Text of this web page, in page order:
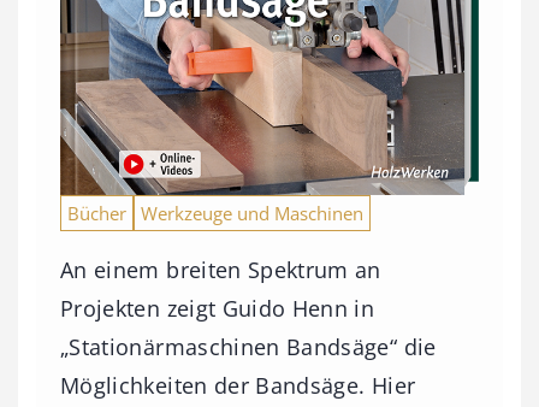
Bücher Werkzeuge und Maschinen
An einem breiten Spektrum an
Projekten zeigt Guido Henn in
„Stationärmaschinen Bandsäge“ die
Möglichkeiten der Bandsäge. Hier